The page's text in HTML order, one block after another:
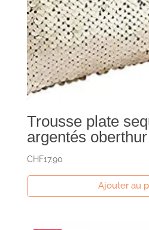
Trousse plate
argentés oberthur
CHF17.90
Ajouter au